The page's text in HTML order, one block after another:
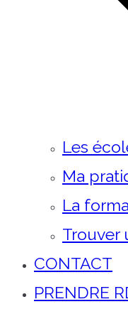
Les
Ma
La
Trouver
CONTACT
PRENDRE